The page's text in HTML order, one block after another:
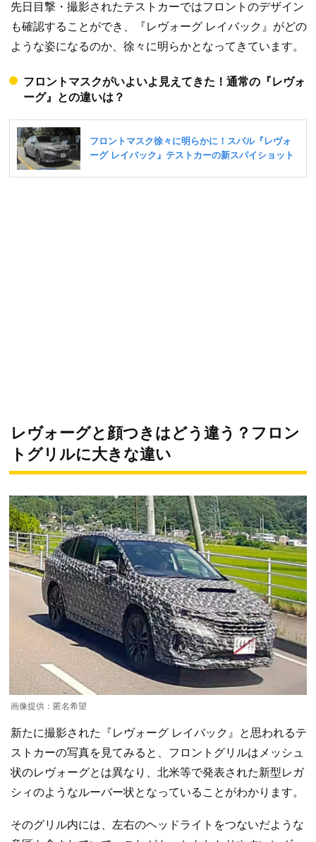
先日目撃・撮影されたテストカーではフロントのデザイン
も確認することができ、『レヴォーグ レイバック』がどの
ような姿になるのか、徐々に明らかとなってきています。
フロントマスクがいよいよ見えてきた！通常の『レヴォ
ーグ』との違いは？
レヴォーグと顔つきはどう違う？フロン
トグリルに大きな違い
画像提供：匿名希望
新たに撮影された『レヴォーグ レイバック』と思われるテ
ストカーの写真を見てみると、フロントグリルはメッシュ
状のレヴォーグとは異なり、北米等で発表された新型レガ
シィのようなルーバー状となっていることがわかります。
そのグリル内には、左右のヘッドライトをつないだような